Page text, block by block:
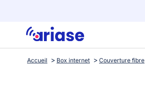
Accueil Box internet Couverture fibre